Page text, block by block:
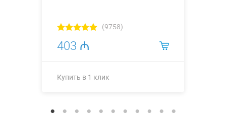
(9758)
403 ₼
Купить в 1 клик